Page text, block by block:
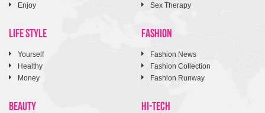
Enjoy
Sex Therapy
LIFE STYLE
Yourself
Healthy
Money
FASHION
Fashion News
Fashion Collection
Fashion Runway
BEAUTY HI-TECH